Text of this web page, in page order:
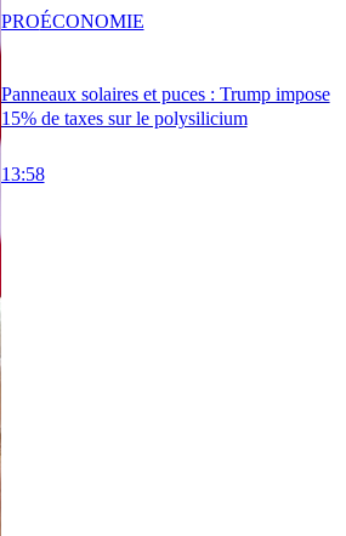
Panneaux solaires et puces : Trump impose
15% de taxes sur le polysilicium
13:58
PROÉCONOMIE